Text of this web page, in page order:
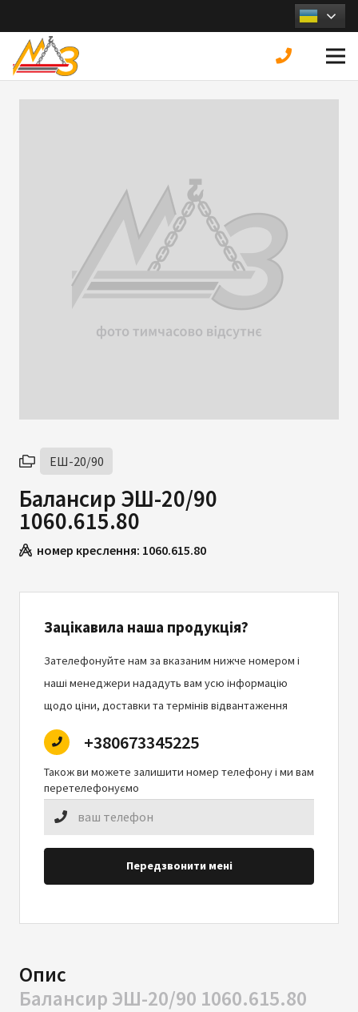
ЕШ-20/90
Балансир ЭШ-20/90
1060.615.80
номер креслення: 1060.615.80
Зацікавила наша продукція?
Зателефонуйте нам за вказаним нижче номером і
наші менеджери нададуть вам усю інформацію
щодо ціни, доставки та термінів відвантаження
+380673345225
Також ви можете залишити номер телефону і ми вам
перетелефонуємо
Передзвонити мені
Опис
Балансир ЭШ-20/90 1060.615.80